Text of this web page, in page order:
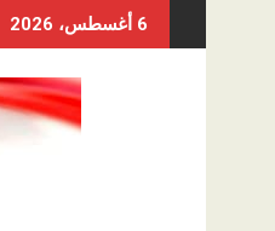
to
6 أغسطس، 2026